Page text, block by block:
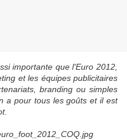
importante que l'Euro 2012,
et les équipes publicitaires
branding ou simples
a pour tous les goûts et il est